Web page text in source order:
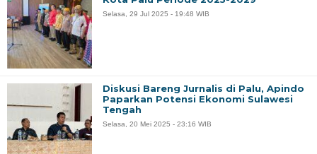
Selasa, 29 Jul 2025 - 19:48 WIB
Diskusi Bareng Jurnalis di Palu, Apindo
Paparkan Potensi Ekonomi Sulawesi
Tengah
Selasa, 20 Mei 2025 - 23:16 WIB